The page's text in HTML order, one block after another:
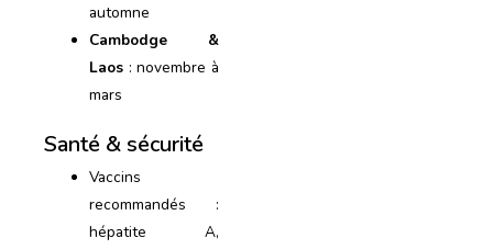
automne
Cambodge &
Laos : novembre à
mars
Santé & sécurité
Vaccins
recommandés :
hépatite A,